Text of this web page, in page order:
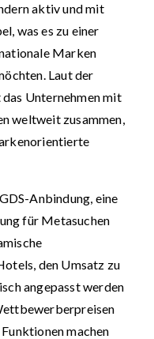
aktiv und mit
was es zu einer
Marken
Laut der
Unternehmen mit
weltweit zusammen,
Anbindung, eine
für Metasuchen
den Umsatz zu
angepasst werden
machen